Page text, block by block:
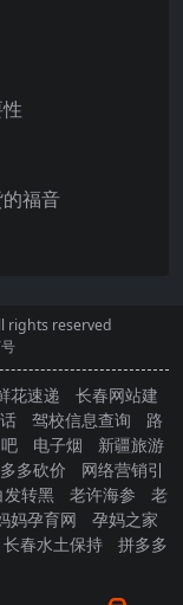
福音
rights reserved
花速递
长春网站建
驾校信息查询
路
电子烟
新疆旅游
多砍价
网络营销引
发转黑 老许海参
老
妈孕育网
孕妈之家
长春水土保持
拼多多